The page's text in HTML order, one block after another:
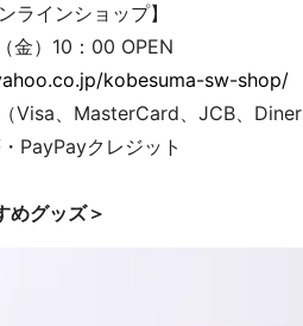
ラインショップ】
金）10：00 OPEN
kobesuma-sw-shop/
Visa、MasterCard、JCB、
クレジット
めグッズ＞